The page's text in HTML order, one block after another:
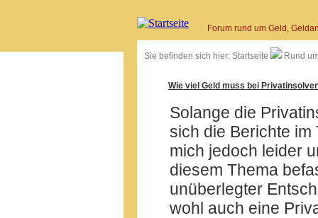
Forum rund um Geld,
Sie befinden sich hier: Startseite Rund
Wie viel Geld muss bei
Solange die
sich die Berichte
mich jedoch leider
diesem Thema
unüberlegter
wohl auch eine